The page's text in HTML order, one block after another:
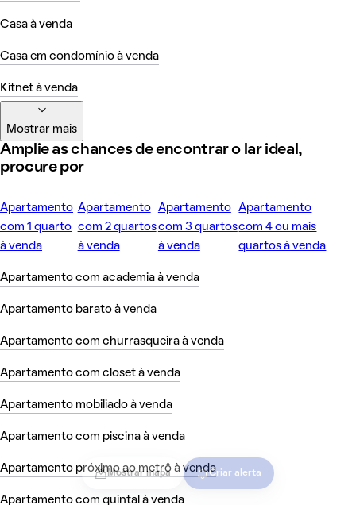
Mostrar mapa Criar alerta
Casa à venda
Casa em condomínio à venda
Kitnet à venda
Mostrar mais
Amplie as chances de encontrar o lar ideal,
procure por
Apartamento
com 1 quarto
à venda
Apartamento
com 2 quartos
à venda
Apartamento
com 3 quartos
à venda
Apartamento
com 4 ou mais
quartos à venda
Apartamento com academia à venda
Apartamento barato à venda
Apartamento com churrasqueira à venda
Apartamento com closet à venda
Apartamento mobiliado à venda
Apartamento com piscina à venda
Apartamento próximo ao metrô à venda
Apartamento com quintal à venda